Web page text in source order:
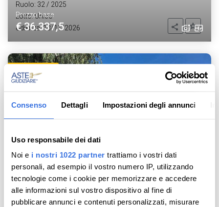
Consenso Dettagli Impostazioni degli annunci
Uso responsabile dei dati
Noi e i nostri 1022 partner trattiamo i vostri dati
personali, ad esempio il vostro numero IP, utilizzando
tecnologie come i cookie per memorizzare e accedere
alle informazioni sul vostro dispositivo al fine di
pubblicare annunci e contenuti personalizzati, misurare
Prezzo base
€ 36.337,5
Ruolo: 32 / 2025
Lotto: Unico
Udienza: 13/11/2026
Condividi